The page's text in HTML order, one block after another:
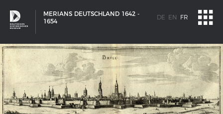
MERIANS DEUTSCHLAND 1642 -
1654
DE EN FR